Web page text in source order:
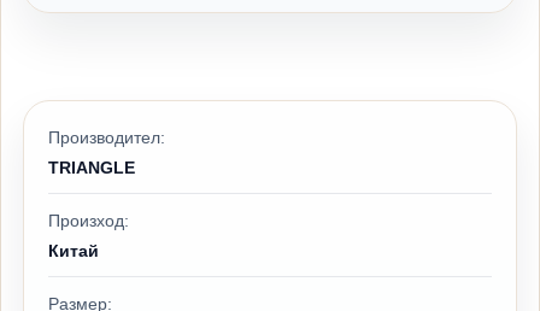
Производител:
TRIANGLE
Произход:
Китай
Размер: